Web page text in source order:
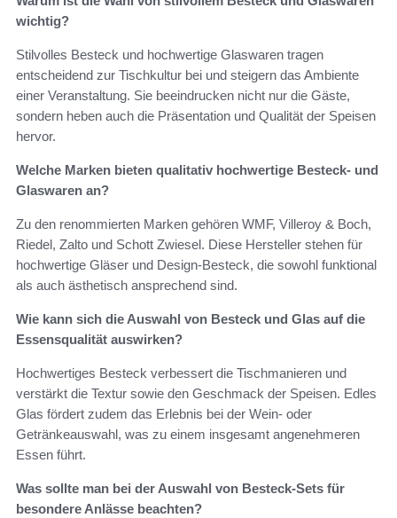
wichtig?
Stilvolles Besteck und hochwertige Glaswaren tragen
entscheidend zur Tischkultur bei und steigern das Ambiente
einer Veranstaltung. Sie beeindrucken nicht nur die Gäste,
sondern heben auch die Präsentation und Qualität der Speisen
hervor.
Welche Marken bieten qualitativ hochwertige Besteck- und
Glaswaren an?
Zu den renommierten Marken gehören WMF, Villeroy & Boch,
Riedel, Zalto und Schott Zwiesel. Diese Hersteller stehen für
hochwertige Gläser und Design-Besteck, die sowohl funktional
als auch ästhetisch ansprechend sind.
Wie kann sich die Auswahl von Besteck und Glas auf die
Essensqualität auswirken?
Hochwertiges Besteck verbessert die Tischmanieren und
verstärkt die Textur sowie den Geschmack der Speisen. Edles
Glas fördert zudem das Erlebnis bei der Wein- oder
Getränkeauswahl, was zu einem insgesamt angenehmeren
Essen führt.
Was sollte man bei der Auswahl von Besteck-Sets für
besondere Anlässe beachten?